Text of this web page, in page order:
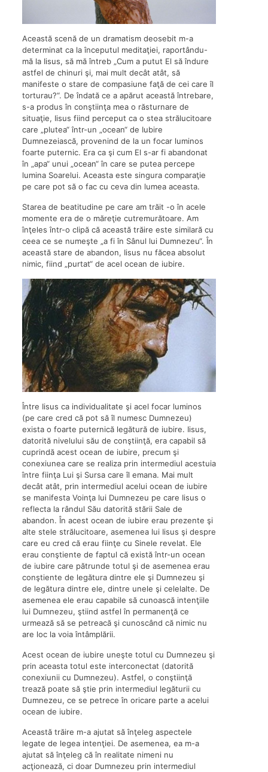
Această scenă de un dramatism deosebit m-a
determinat ca la începutul meditaţiei, raportându-
mă la Iisus, să mă întreb „Cum a putut El să îndure
astfel de chinuri şi, mai mult decât atât, să
manifeste o stare de compasiune faţă de cei care îl
torturau?“. De îndată ce a apărut această întrebare,
s-a produs în conştiinţa mea o răsturnare de
situaţie, Iisus fiind perceput ca o stea strălucitoare
care „plutea“ într-un „ocean“ de Iubire
Dumnezeiască, provenind de la un focar luminos
foarte puternic. Era ca şi cum El s-ar fi abandonat
în „apa“ unui „ocean“ în care se putea percepe
lumina Soarelui. Aceasta este singura comparaţie
pe care pot să o fac cu ceva din lumea aceasta.
Starea de beatitudine pe care am trăit -o în acele
momente era de o măreţie cutremurătoare. Am
înţeles într-o clipă că această trăire este similară cu
ceea ce se numeşte „a fi în Sânul lui Dumnezeu“. În
această stare de abandon, Iisus nu făcea absolut
nimic, fiind „purtat“ de acel ocean de iubire.
Între Iisus ca individualitate şi acel focar luminos
(pe care cred că pot să îl numesc Dumnezeu)
exista o foarte puternică legătură de iubire. Iisus,
datorită nivelului său de conştiinţă, era capabil să
cuprindă acest ocean de iubire, precum şi
conexiunea care se realiza prin intermediul acestuia
între fiinţa Lui şi Sursa care îl emana. Mai mult
decât atât, prin intermediul acelui ocean de iubire
se manifesta Voinţa lui Dumnezeu pe care Iisus o
reflecta la rândul Său datorită stării Sale de
abandon. În acest ocean de iubire erau prezente şi
alte stele strălucitoare, asemenea lui Iisus şi despre
care eu cred că erau fiinţe cu Sinele revelat. Ele
erau conştiente de faptul că există într-un ocean
de iubire care pătrunde totul şi de asemenea erau
conştiente de legătura dintre ele şi Dumnezeu şi
de legătura dintre ele, dintre unele şi celelalte. De
asemenea ele erau capabile să cunoască intenţiile
lui Dumnezeu, ştiind astfel în permanenţă ce
urmează să se petreacă şi cunoscând că nimic nu
are loc la voia întâmplării.
Acest ocean de iubire uneşte totul cu Dumnezeu şi
prin aceasta totul este interconectat (datorită
conexiunii cu Dumnezeu). Astfel, o conştiinţă
trează poate să ştie prin intermediul legăturii cu
Dumnezeu, ce se petrece în oricare parte a acelui
ocean de iubire.
Această trăire m-a ajutat să înţeleg aspectele
legate de legea intenţiei. De asemenea, ea m-a
ajutat să înţeleg că în realitate nimeni nu
acţionează, ci doar Dumnezeu prin intermediul